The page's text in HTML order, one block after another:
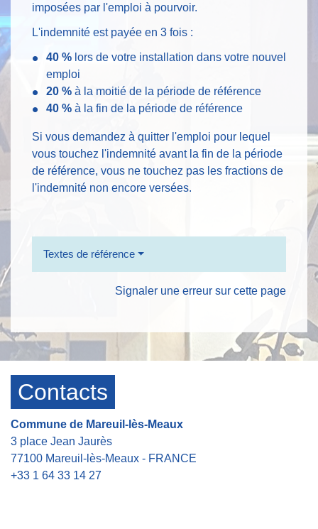
imposées par l'emploi à pourvoir.
L'indemnité est payée en 3 fois :
40 % lors de votre installation dans votre nouvel
emploi
20 % à la moitié de la période de référence
40 % à la fin de la période de référence
Si vous demandez à quitter l'emploi pour lequel
vous touchez l'indemnité avant la fin de la période
de référence, vous ne touchez pas les fractions de
l'indemnité non encore versées.
Textes de référence
Signaler une erreur sur cette page
Contacts
Commune de Mareuil-lès-Meaux
3 place Jean Jaurès
77100 Mareuil-lès-Meaux - FRANCE
+33 1 64 33 14 27